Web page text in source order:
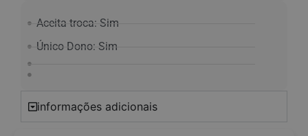
Aceita troca: Sim
Único Dono: Sim
informações adicionais